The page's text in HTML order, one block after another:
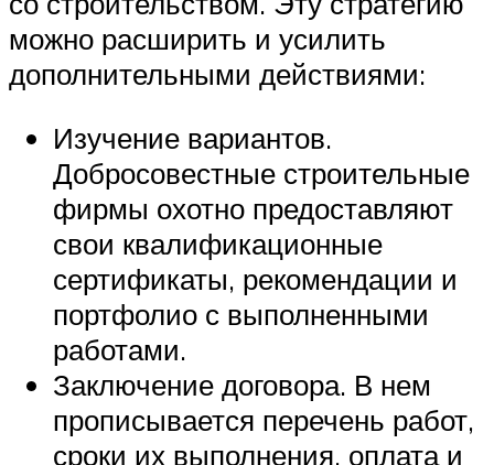
можно расширить и усилить
дополнительными действиями:
Изучение вариантов.
Добросовестные строительные
фирмы охотно предоставляют
свои квалификационные
сертификаты, рекомендации и
портфолио с выполненными
работами.
Заключение договора. В нем
прописывается перечень работ,
сроки их выполнения, оплата и